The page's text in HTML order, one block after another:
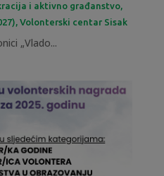
i aktivno građanstvo,
, Volonterski centar Sisak
„Vlado...